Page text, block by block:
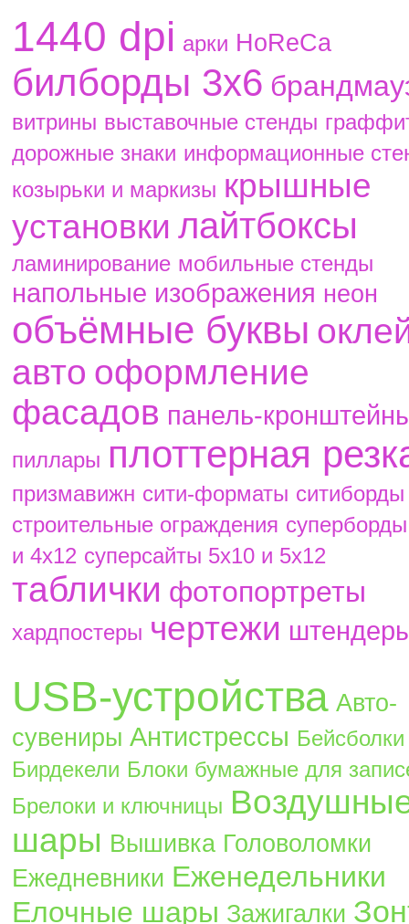
1440 dpi aрки HoReCa
билборды 3х6
витрины выставочные стенды
дорожные знаки информационные
козырьки и маркизы крышные
установки лайтбоксы
ламинирование мобильные стенды
напольные изображения неон
объёмные буквы
авто оформление
фасадов панель-
пиллары плоттерная
призмавижн сити-форматы ситиборды
строительные ограждения
и 4х12 суперсайты 5х10 и 5х12
таблички фотопортреты
хардпостеры чертежи
USB-устройства Авто-
сувениры Антистрессы Бейсболки
Бирдекели Блоки бумажные для
Брелоки и ключницы
шары Вышивка Головоломки
Ежедневники Еженедельники
Елочные шары Зажигалки